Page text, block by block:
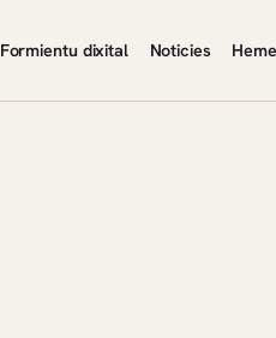
Formientu dixital Noticies